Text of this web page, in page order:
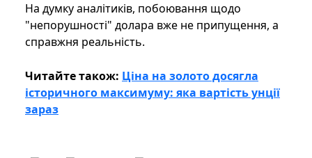
На думку аналітиків, побоювання щодо
"непорушності" долара вже не припущення, а
справжня реальність.
Читайте також: Ціна на золото досягла
історичного максимуму: яка вартість унції
зараз